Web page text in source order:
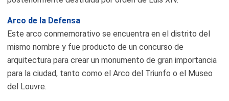
Arco de la Defensa
Este arco conmemorativo se encuentra en el distrito del
mismo nombre y fue producto de un concurso de
arquitectura para crear un monumento de gran importancia
para la ciudad, tanto como el Arco del Triunfo o el Museo
del Louvre.